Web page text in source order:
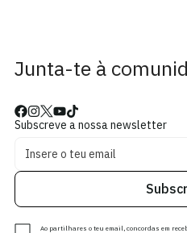
Junta-te à
Subscreve a nossa newsletter
Ao partilhares o teu email, concordas em